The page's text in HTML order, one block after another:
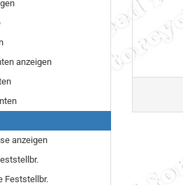
anzeigen
anzeigen
Feststellbr.